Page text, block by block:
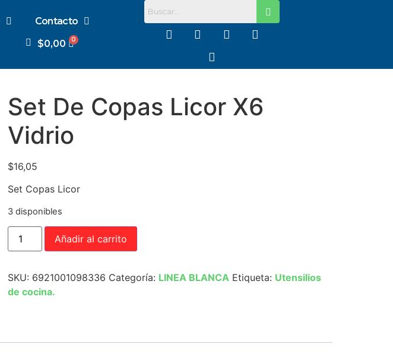
Contacto
$0,00
Set De Copas Licor X6
Vidrio
$16,05
Set Copas Licor
3 disponibles
Añadir al carrito
SKU: 6921001098336 Categoría: LINEA BLANCA Etiqueta: Utensilios
de cocina.